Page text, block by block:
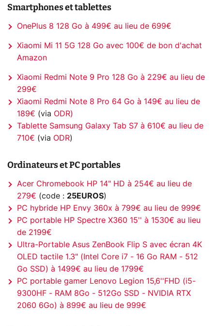
Smartphones et tablettes
OnePlus 8 128 Go à 499€ au lieu de 699€
Xiaomi Mi 11 5G 128 Go avec 100€ de bon d'achat
Amazon
Xiaomi Redmi Note 9 Pro 128 Go à 229€ au lieu de
299€
Xiaomi Redmi Note 8 Pro 64 Go à 149€ au lieu de
189€ (via ODR)
Tablette Samsung Galaxy Tab S7 à 610€ au lieu de
710€ (via ODR)
Ordinateurs et PC portables
Acer Chromebook HP 14" HD à 254€ au lieu de
279€ (code : 25EUROS)
PC hybride HP Envy 360x à 799€ au lieu de 999€
PC portable HP Spectre X360 15'' à 1530€ au lieu
de 2199€
Ultra-Portable Asus ZenBook Flip S avec écran 4K
OLED tactile 1.3" (Intel Core i7 - 16 Go RAM - 512
Go SSD) à 1499€ au lieu de 1799€
PC portable gamer Lenovo Legion 15,6''FHD (i5-
9300HF - RAM 8Go - 512Go SSD - NVIDIA RTX
2060 6Go) à 899€ au lieu de 999€